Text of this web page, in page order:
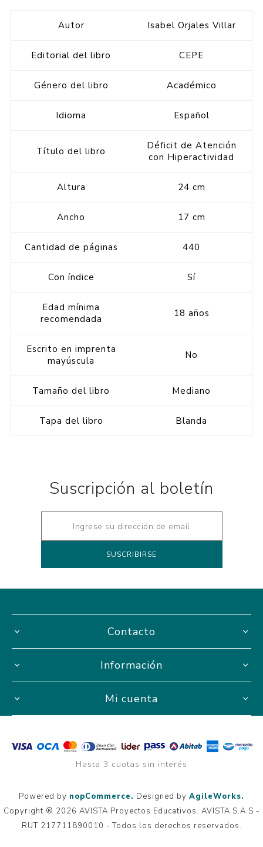
Autor Isabel Orjales Villar
Editorial del libro CEPE
Género del libro Académico
Idioma Español
Título del libro
Déficit de Atención
con Hiperactividad
Altura 24 cm
Ancho 17 cm
Cantidad de páginas 440
Con índice Sí
Edad mínima
recomendada
18 años
Escrito en imprenta
mayúscula
No
Tamaño del libro Mediano
Tapa del libro Blanda
Suscripción al boletín
Contacto
Información
Mi cuenta
Hasta 3 cuotas sin interés
Powered by nopCommerce. Designed by AgileWorks.
Copyright ® 2026 AVISTA Proyectos Educativos. AVISTA S.A.S -
RUT 217711890010 - Todos los derechos reservados.